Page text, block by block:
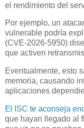
el rendimiento del
Por ejemplo, un
vulnerable podría
(CVE-2026-5950)
que activen
Eventualmente, esto
memoria, causando
aplicaciones
El ISC te aconseja
que hayan llegado al